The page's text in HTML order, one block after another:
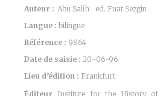
Auteur : Abu Salih
ed. Fuat Sezgin
Langue : bilingue
Référence : 9864
Date de saisie : 20-06-96
Lieu d’édition : Frankfurt
Éditeur
Institute for the History of